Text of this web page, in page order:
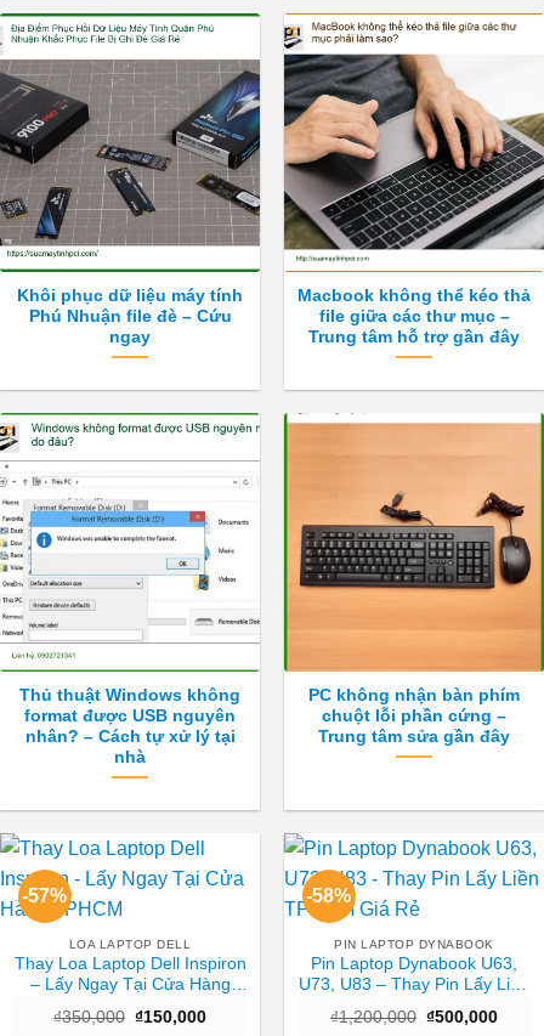
Khôi phục dữ liệu máy tính
Phú Nhuận file đè – Cứu
ngay
Macbook không thể kéo thả
file giữa các thư mục –
Trung tâm hỗ trợ gần đây
Thủ thuật Windows không
format được USB nguyên
nhân? – Cách tự xử lý tại
nhà
PC không nhận bàn phím
chuột lỗi phần cứng –
Trung tâm sửa gần đây
-57%
LOA LAPTOP DELL
Thay Loa Laptop Dell Inspiron
– Lấy Ngay Tại Cửa Hàng
₫350,000 Giá
₫150,000Giá
-58%
PIN LAPTOP DYNABOOK
Pin Laptop Dynabook U63,
U73, U83 – Thay Pin Lấy Liền
₫1,200,000 Giá
₫500,000Giá